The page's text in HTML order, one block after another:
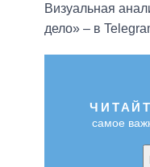
Визуальная
дело» – в
самое